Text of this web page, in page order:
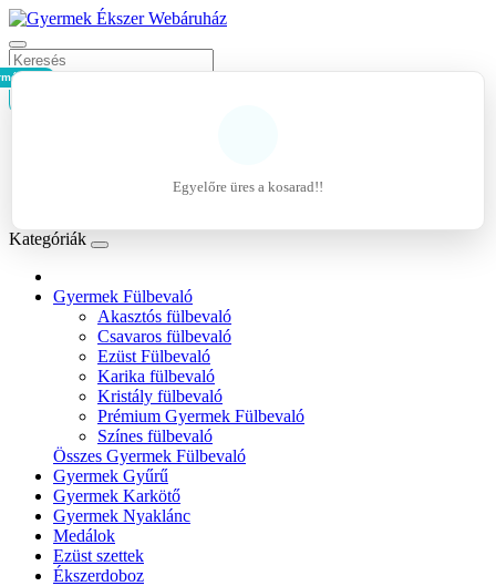
- 0Ft
Egyelőre üres a kosarad!!
Kategóriák
Gyermek Fülbevaló
Akasztós fülbevaló
Csavaros fülbevaló
Ezüst Fülbevaló
Karika fülbevaló
Kristály fülbevaló
Prémium Gyermek Fülbevaló
Színes fülbevaló
Összes Gyermek Fülbevaló
Gyermek Gyűrű
Gyermek Karkötő
Gyermek Nyaklánc
Medálok
Ezüst szettek
Ékszerdoboz